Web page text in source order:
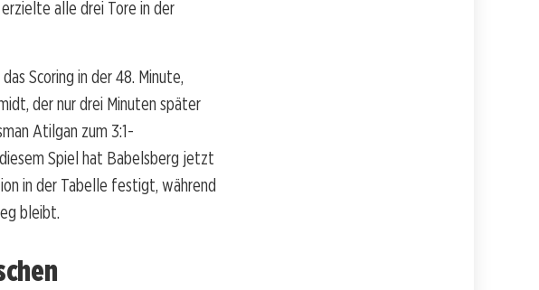
alle drei Tore in der
Scoring in der 48. Minute,
der nur drei Minuten später
Atilgan zum 3:1-
Spiel hat Babelsberg jetzt
in der Tabelle festigt, während
bleibt.